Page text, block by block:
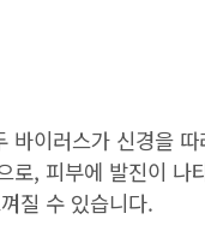
바이러스가 신경을
로, 피부에 발진이 나
질 수 있습니다.